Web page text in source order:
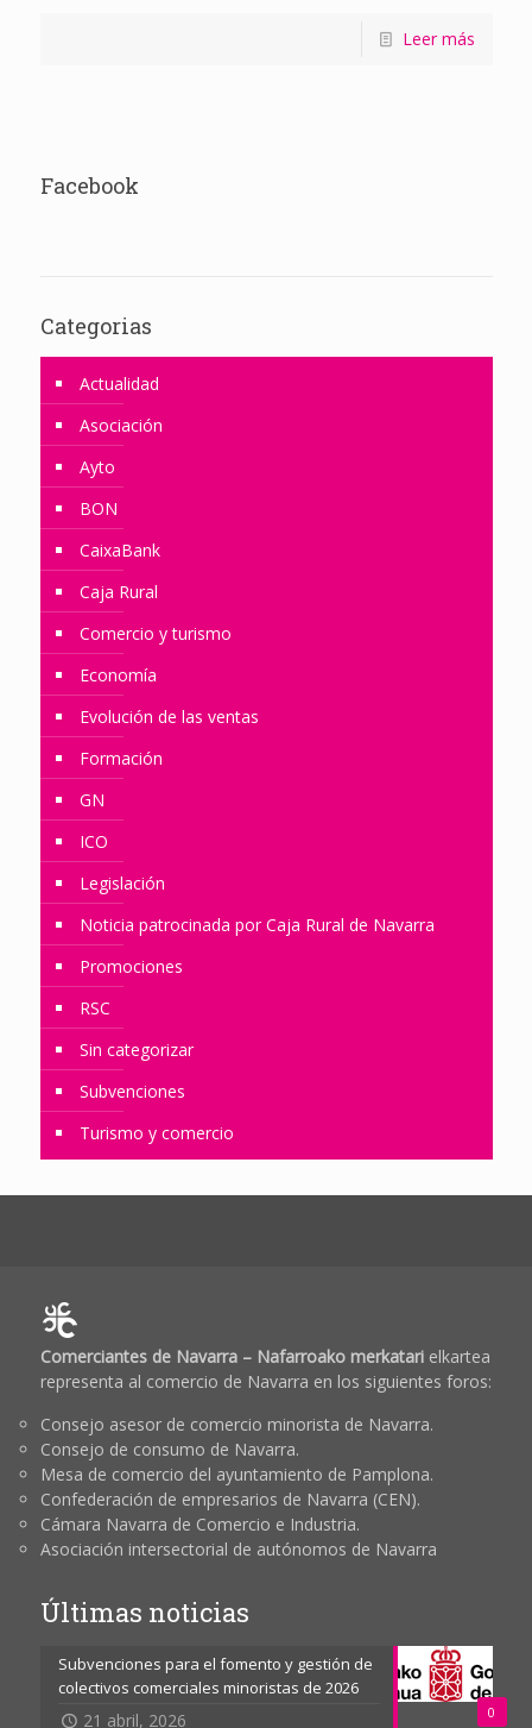
Leer más
Facebook
Categorias
Actualidad
Asociación
Ayto
BON
CaixaBank
Caja Rural
Comercio y turismo
Economía
Evolución de las ventas
Formación
GN
ICO
Legislación
Noticia patrocinada por Caja Rural de Navarra
Promociones
RSC
Sin categorizar
Subvenciones
Turismo y comercio
Comerciantes de Navarra – Nafarroako merkatarielkartea
representa al comercio de Navarra en los siguientes foros:
Consejo asesor de comercio minorista de Navarra.
Consejo de consumo de Navarra.
Mesa de comercio del ayuntamiento de Pamplona.
Confederación de empresarios de Navarra (CEN).
Cámara Navarra de Comercio e Industria.
Asociación intersectorial de autónomos de Navarra
Últimas noticias
0
Subvenciones para el fomento y gestión de
colectivos comerciales minoristas de 2026
21 abril, 2026